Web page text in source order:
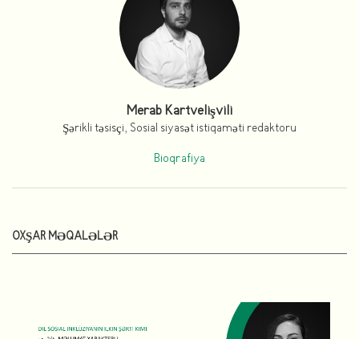
Merab Kartvelişvili
Şərikli təsisçi, Sosial siyasət istiqaməti redaktoru
Bioqrafiya
OXŞAR MƏQALƏLƏR